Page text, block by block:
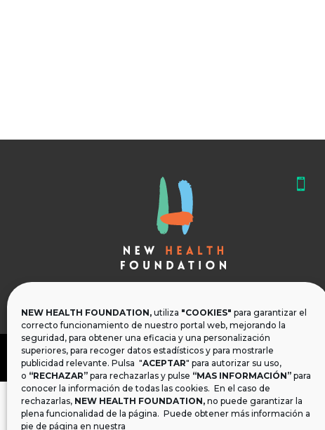
NEW HEALTH FOUNDATION, utiliza "COOKIES" para garantizar el
correcto funcionamiento de nuestro portal web, mejorando la
seguridad, para obtener una eficacia y una personalización
superiores, para recoger datos estadísticos y para mostrarle
publicidad relevante. Pulsa "ACEPTAR" para autorizar su uso,
o “RECHAZAR” para rechazarlas y pulse “MAS INFORMACIÓN” para
conocer la información de todas las cookies. En el caso de
rechazarlas, NEW HEALTH FOUNDATION, no puede garantizar la
plena funcionalidad de la página. Puede obtener más información a
pie de página en nuestra
